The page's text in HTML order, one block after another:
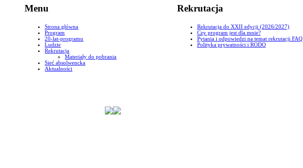
Menu
Strona główna
Program
20-lat-programu
Ludzie
Rekrutacja
Materiały do pobrania
Sieć absolwencka
Aktualności
Rekrutacja
Rekrutacja do XXII edycji (2026/2027)
Czy program jest dla mnie?
Pytania i odpowiedzi na temat rekrutacji FAQ
Polityka prywatności i RODO